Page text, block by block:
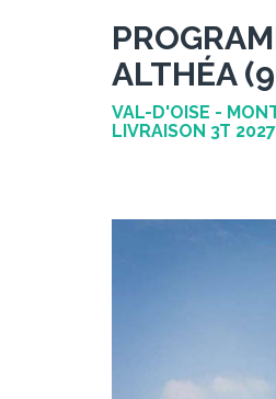
ALTHÉA
VAL-D'OISE -
LIVRAISON 3T 2027